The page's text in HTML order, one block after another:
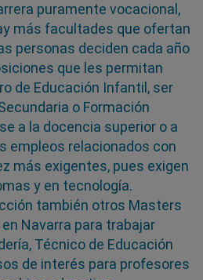
puramente vocacional,
más facultades que ofertan
personas deciden cada año
que les permitan
de Educación Infantil, ser
o Formación
a la docencia superior o a
empleos relacionados con
más exigentes, pues exigen
y en tecnología.
también otros Masters
Navarra para trabajar
Técnico de Educación
de interés para profesores